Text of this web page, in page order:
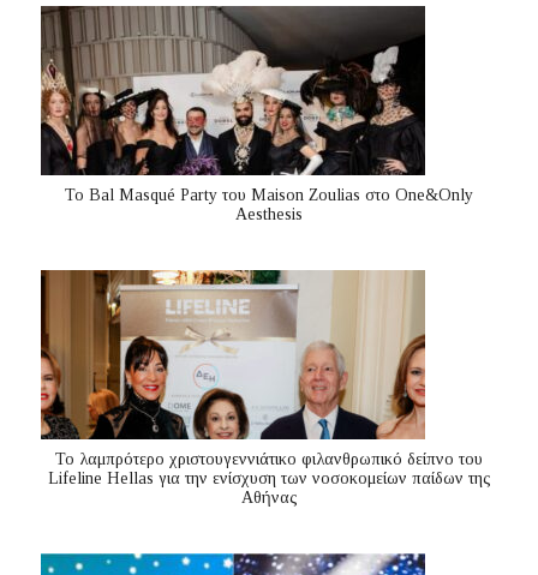
Το Bal Masqué Party του Maison Zoulias στο One&Only
Aesthesis
Το λαμπρότερο χριστουγεννιάτικο φιλανθρωπικό δείπνο του
Lifeline Hellas για την ενίσχυση των νοσοκομείων παίδων της
Αθήνας